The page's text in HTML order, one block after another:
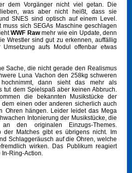
dem Vorgänger nicht viel getan. Die
was aber nicht heißt, dass sie
SNES sind optisch auf einem Level.
sich SEGAs Maschine geschlagen
WWF Rawmehr wie ein Update, denn
Wrestler sind gut zu erkennen, auffällig
aufs Modul offenbar etwas
Sache, die nicht gerade den Realismus
Luna Vachon den 258kg schweren
dann sieht das mehr als
tut dem Spielspaß aber keinen Abbruch.
die bekannten Musikstücke der
einen oder anderen sicherlich auch
Ohren hängen. Leider leidet das Mega
Intonierung der Musikstücke, die
den originalen Einzugs-Themes.
der Matches gibt es übrigens nicht. Im
Schlaggeräusch auf die Ohren, welche
wirken. Das Publikum reagiert
In-Ring-Action.